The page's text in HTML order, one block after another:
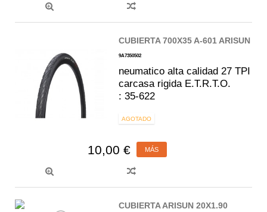
CUBIERTA 700X35 A-601 ARISUN
9A7350502
neumatico alta calidad 27 TPI
carcasa rigida E.T.R.T.O.
: 35-622
AGOTADO
10,00 € MÁS
CUBIERTA ARISUN 20X1.90